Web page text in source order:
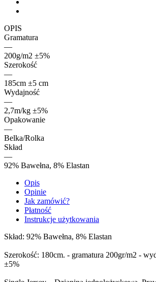
OPIS
Gramatura
—
200g/m2 ±5%
Szerokość
—
185cm ±5 cm
Wydajność
—
2,7m/kg ±5%
Opakowanie
—
Belka/Rolka
Skład
—
92% Bawełna, 8% Elastan
Opis
Opinie
Jak zamówić?
Płatność
Instrukcje użytkowania
Skład: 92% Bawełna, 8% Elastan
Szerokość: 180cm. - gramatura 200gr/m2 -
±5%